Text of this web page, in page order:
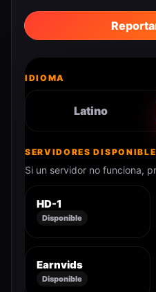
IDIOMA
Latino
SERVIDORES
Si un servidor no funciona,
HD-1
Disponible
Earnvids
Disponible